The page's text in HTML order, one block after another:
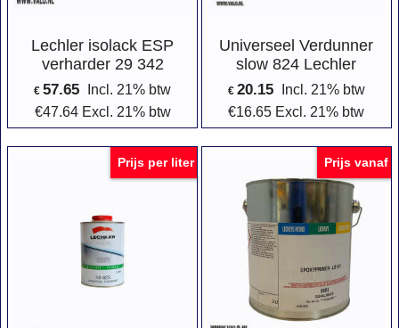
Lechler isolack ESP
verharder 29 342
€ 57.65
Incl. 21% btw
€47.64 Excl. 21% btw
Universeel Verdunner
slow 824 Lechler
€ 20.15
Incl. 21% btw
€16.65 Excl. 21% btw
Prijs per liter Prijs vanaf